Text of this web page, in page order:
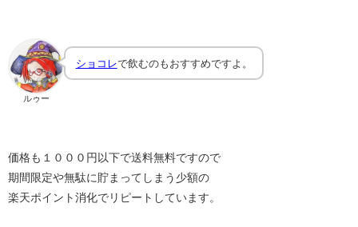
ルゥー
ショコレで飲むのもおすすめですよ。
価格も１０００円以下で送料無料ですので
期間限定や無駄に貯まってしまう少額の
楽天ポイント消化でリピートしています。